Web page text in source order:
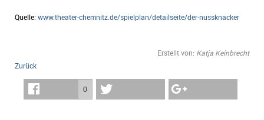
Quelle:www.theater-chemnitz.de/spielplan/detailseite/der-nussknacker
Erstellt von: Katja Keinbrecht
Zurück
0